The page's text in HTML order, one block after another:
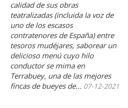
calidad de sus obras
teatralizadas (incluida la voz de
uno de los escasos
contratenores de España) entre
tesoros mudéjares, saborear un
delicioso menú cuyo hilo
conductor se mima en
Terrabuey, una de las mejores
fincas de bueyes de... 07-12-2021